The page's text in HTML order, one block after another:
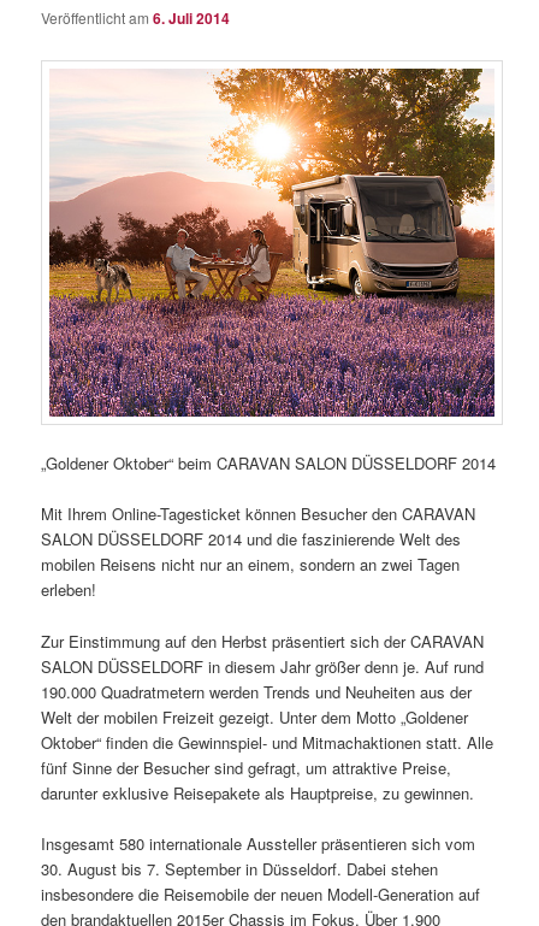
Veröffentlicht am6. Juli 2014
„Goldener Oktober“ beim CARAVAN SALON DÜSSELDORF 2014
Mit Ihrem Online-Tagesticket können Besucher den CARAVAN
SALON DÜSSELDORF 2014 und die faszinierende Welt des
mobilen Reisens nicht nur an einem, sondern an zwei Tagen
erleben!
Zur Einstimmung auf den Herbst präsentiert sich der CARAVAN
SALON DÜSSELDORF in diesem Jahr größer denn je. Auf rund
190.000 Quadratmetern werden Trends und Neuheiten aus der
Welt der mobilen Freizeit gezeigt. Unter dem Motto „Goldener
Oktober“ finden die Gewinnspiel- und Mitmachaktionen statt. Alle
fünf Sinne der Besucher sind gefragt, um attraktive Preise,
darunter exklusive Reisepakete als Hauptpreise, zu gewinnen.
Insgesamt 580 internationale Aussteller präsentieren sich vom
30. August bis 7. September in Düsseldorf. Dabei stehen
insbesondere die Reisemobile der neuen Modell-Generation auf
den brandaktuellen 2015er Chassis im Fokus. Über 1.900